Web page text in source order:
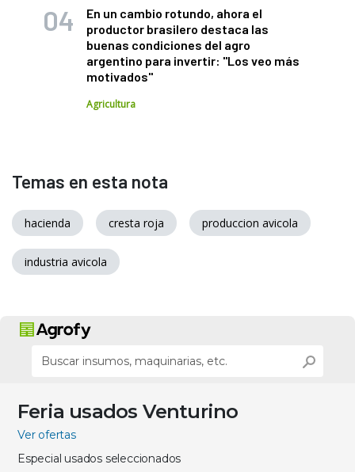
En un cambio rotundo, ahora el
productor brasilero destaca las
buenas condiciones del agro
argentino para invertir: "Los veo más
motivados"
Agricultura
Temas en esta nota
hacienda cresta roja produccion avicola
industria avicola
Feria usados Venturino
Ver ofertas
Especial usados seleccionados